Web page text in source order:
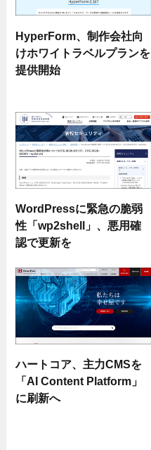
HyperForm、制作会社向
けホワイトラベルプランを
提供開始
WordPressに緊急の脆弱
性「wp2shell」、悪用確
認で更新を
ハートコア、主力CMSを
「AI Content Platform」
に刷新へ